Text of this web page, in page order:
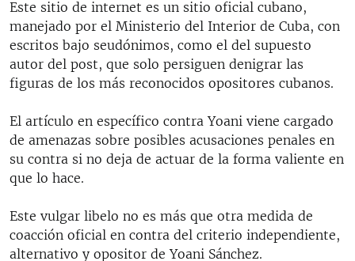
Este sitio de internet es un sitio oficial cubano,
manejado por el Ministerio del Interior de Cuba, con
escritos bajo seudónimos, como el del supuesto
autor del post, que solo persiguen denigrar las
figuras de los más reconocidos opositores cubanos.
El artículo en específico contra Yoani viene cargado
de amenazas sobre posibles acusaciones penales en
su contra si no deja de actuar de la forma valiente en
que lo hace.
Este vulgar libelo no es más que otra medida de
coacción oficial en contra del criterio independiente,
alternativo y opositor de Yoani Sánchez.